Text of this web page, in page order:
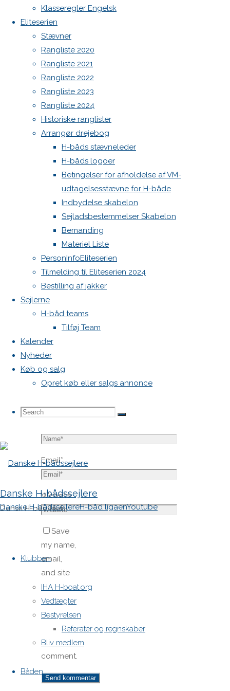
Klasseregler Engelsk
Eliteserien
Stævner
Rangliste 2020
Rangliste 2021
Rangliste 2022
Rangliste 2023
Rangliste 2024
Historiske ranglister
Arrangør drejebog
H-båds stævneleder
H-båds logoer
Betingelser for afholdelse af VM-
udtagelsesstævne for H-både
Indbydelse skabelon
Sejladsbestemmelser Skabelon
Bemanding
Materiel Liste
PersonInfoEliteserien
Tilmelding til Eliteserien 2024
Bestilling af jakker
Sejlerne
H-båd teams
Tilføj Team
Kalender
Nyheder
Køb og salg
Opret køb eller salgs annonce
Search
Search
Search
Danske H-bådssejlere
Dansk H-båd klub
Danske H-bådssejlereH-båd ligaenYoutube
Klubben
IHA H-boat.org
Vedtægter
Bestyrelsen
Referater og regnskaber
Bliv medlem
Båden
Previous
image
Next
image
Skriv
et
svar
Din e-
mailadresse
vil ikke
blive
publiceret.
Krævede
felter er
markeret
med*
Comment
Email*
Website
Save
my name,
email,
and site
URL in my
browser
for next
time I
post a
comment.
WordPress.org